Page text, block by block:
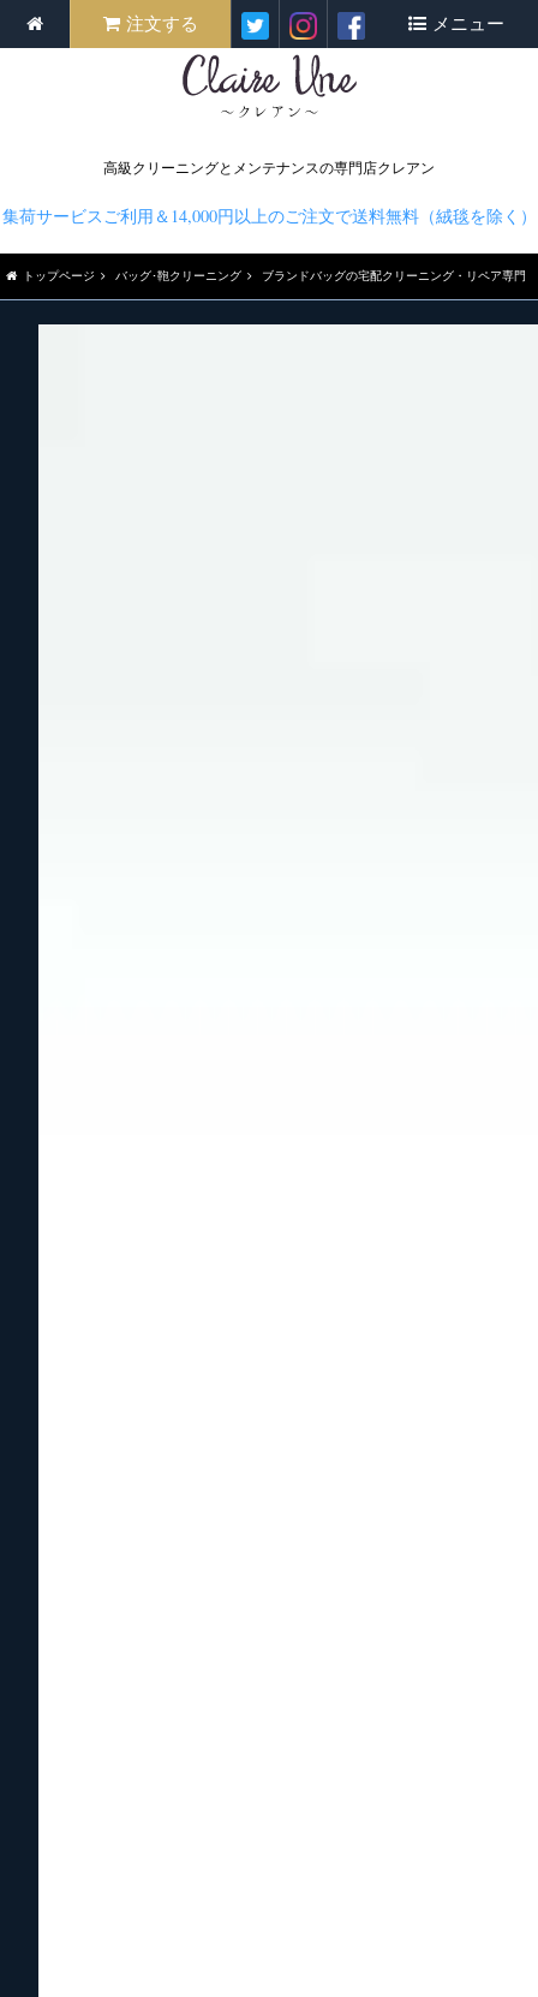
高級クリーニングとメンテナンスの専門店クレアン
注文する メニュー
集荷サービスご利用＆14,000円以上のご注文で送料無料（絨毯を除く）
トップページ バッグ･鞄クリーニング ブランドバッグの宅配クリーニング・リペア専門